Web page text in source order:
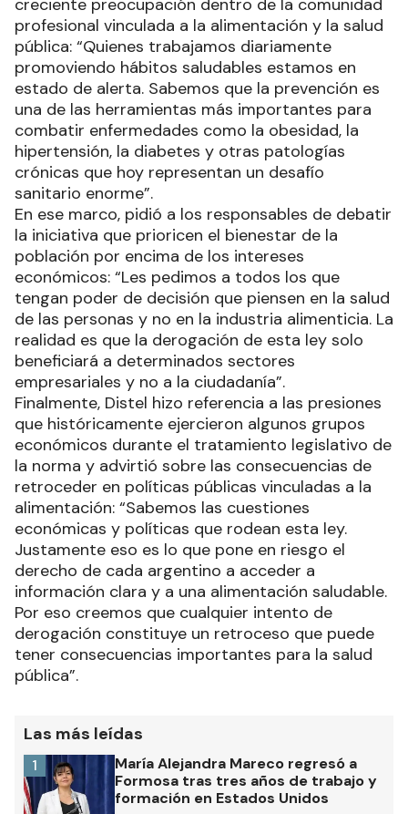
creciente preocupación dentro de la comunidad
profesional vinculada a la alimentación y la salud
pública: “Quienes trabajamos diariamente
promoviendo hábitos saludables estamos en
estado de alerta. Sabemos que la prevención es
una de las herramientas más importantes para
combatir enfermedades como la obesidad, la
hipertensión, la diabetes y otras patologías
crónicas que hoy representan un desafío
sanitario enorme”.
En ese marco, pidió a los responsables de debatir
la iniciativa que prioricen el bienestar de la
población por encima de los intereses
económicos: “Les pedimos a todos los que
tengan poder de decisión que piensen en la salud
de las personas y no en la industria alimenticia. La
realidad es que la derogación de esta ley solo
beneficiará a determinados sectores
empresariales y no a la ciudadanía”.
Finalmente, Distel hizo referencia a las presiones
que históricamente ejercieron algunos grupos
económicos durante el tratamiento legislativo de
la norma y advirtió sobre las consecuencias de
retroceder en políticas públicas vinculadas a la
alimentación: “Sabemos las cuestiones
económicas y políticas que rodean esta ley.
Justamente eso es lo que pone en riesgo el
derecho de cada argentino a acceder a
información clara y a una alimentación saludable.
Por eso creemos que cualquier intento de
derogación constituye un retroceso que puede
tener consecuencias importantes para la salud
pública”.
Las más leídas
María Alejandra Mareco regresó a
Formosa tras tres años de trabajo y
formación en Estados Unidos
1